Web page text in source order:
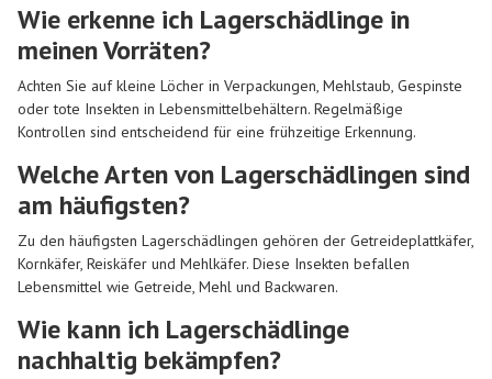
Wie erkenne ich Lagerschädlinge in
meinen Vorräten?
Achten Sie auf kleine Löcher in Verpackungen, Mehlstaub, Gespinste
oder tote Insekten in Lebensmittelbehältern. Regelmäßige
Kontrollen sind entscheidend für eine frühzeitige Erkennung.
Welche Arten von Lagerschädlingen sind
am häufigsten?
Zu den häufigsten Lagerschädlingen gehören der Getreideplattkäfer,
Kornkäfer, Reiskäfer und Mehlkäfer. Diese Insekten befallen
Lebensmittel wie Getreide, Mehl und Backwaren.
Wie kann ich Lagerschädlinge
nachhaltig bekämpfen?